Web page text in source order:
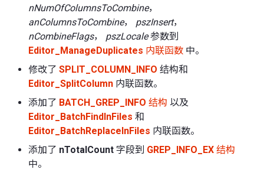
nNumOfColumnsToCombine，
anColumnsToCombine， pszInsert，
nCombineFlags， pszLocale参数到
Editor_ManageDuplicates 内联函数 中。
修改了 SPLIT_COLUMN_INFO 结构和
Editor_SplitColumn 内联函数。
添加了 BATCH_GREP_INFO 结构 以及
Editor_BatchFindInFiles 和
Editor_BatchReplaceInFiles 内联函数。
添加了 nTotalCount 字段到 GREP_INFO_EX 结构
中。